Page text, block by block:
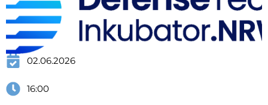
02.06.2026
16:00